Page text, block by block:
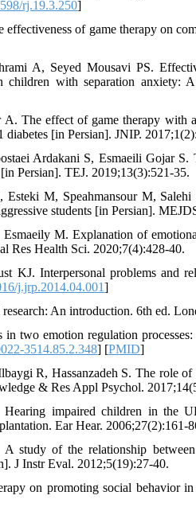
rj.19.3.250]
of game therapy on
A, Seyed Mousavi PS.
children with separation anxiety:
The effect of game therapy with
[in Persian]. JNIP.
Ardakani S, Esmaeili Gojar
Persian]. TEJ. 2019;13(3):521-35.
M, Speahmansour M,
students [in Persian].
M. Explanation of
Res Health Sci. 2020;7(4):428-40.
KJ. Interpersonal problems and
j.jrp.2014.04.001]
An introduction. 6th ed.
two emotion regulation
3514.85.2.348] [PMID]
R, Hassanzadeh S. The role
& Res Appl Psychol.
impaired children in the
Ear Hear. 2006;27(2):161-
study of the relationship
J Instr Eval. 2012;5(19):27-40.
on promoting social behavior